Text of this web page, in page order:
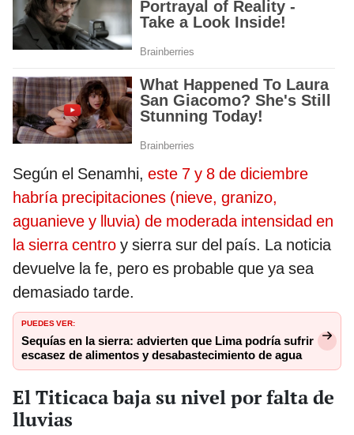
Según el Senamhi, este 7 y 8 de diciembre
habría precipitaciones (nieve, granizo,
aguanieve y lluvia) de moderada intensidad en
la sierra centro y sierra sur del país. La noticia
devuelve la fe, pero es probable que ya sea
demasiado tarde.
PUEDES VER:
Sequías en la sierra: advierten que Lima podría sufrir
escasez de alimentos y desabastecimiento de agua
El Titicaca baja su nivel por falta de
lluvias